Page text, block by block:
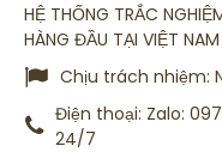
HỆ THỐNG TRẮC
HÀNG ĐẦU TẠI VIỆT NAM
Chịu trách nhiệm:
Điện thoại: Zalo:
24/7